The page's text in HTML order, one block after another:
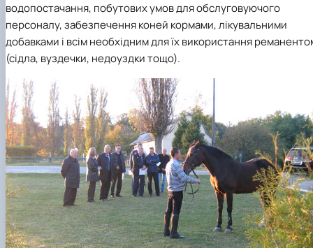
водопостачання, побутових умов для обслуговуючого
персоналу, забезпечення коней кормами, лікувальними
добавками і всім необхідним для їх використання
(сідла, вуздечки, недоуздки тощо).